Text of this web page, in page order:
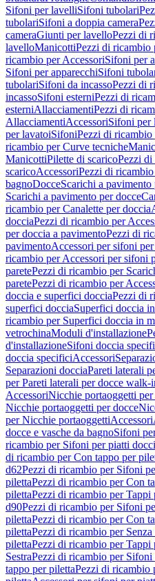
Sifoni per lavelliSifoni tubolari
tubolariSifoni a doppia camera
cameraGiunti per lavelloPezzi di
lavelloManicottiPezzi di ricambio
ricambio per AccessoriSifoni per
Sifoni per apparecchiSifoni
tubolariSifoni da incassoPezzi di
incassoSifoni esterniPezzi di
esterniAllacciamentiPezzi di
AllacciamentiAccessoriSifoni per
per lavatoiSifoniPezzi di
ricambio per Curve tecniche
ManicottiPilette di scaricoPezzi di
scaricoAccessoriPezzi di
bagnoDocceScarichi a pavimento
Scarichi a pavimento per docce
ricambio per Canalette per doccia
docciaPezzi di ricambio per
per doccia a pavimentoPezzi di
pavimentoAccessori per sifoni
ricambio per Accessori per sifoni
paretePezzi di ricambio per
paretePezzi di ricambio per
doccia e superfici docciaPezzi di
superfici docciaSuperfici doccia
ricambio per Superfici doccia in
vetrochinaModuli d'installazione
d'installazioneSifoni doccia
doccia specificiAccessori
Separazioni docciaPareti laterali
per Pareti laterali per docce walk-
AccessoriNicchie portaoggetti per
Nicchie portaoggetti per docce
per Nicchie portaoggettiAccessori
docce e vasche da bagnoSifoni
ricambio per Sifoni per piatti
di ricambio per Con tappo per
d62Pezzi di ricambio per Sifoni
pilettaPezzi di ricambio per Con
pilettaPezzi di ricambio per Tappi
d90Pezzi di ricambio per Sifoni
pilettaPezzi di ricambio per Con
pilettaPezzi di ricambio per
pilettaPezzi di ricambio per Tappi
SestraPezzi di ricambio per Sifoni
tappo per pilettaPezzi di ricambio